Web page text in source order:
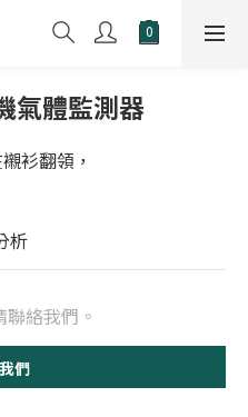
氣體監測器
衫翻領，
析
絡我們。
們